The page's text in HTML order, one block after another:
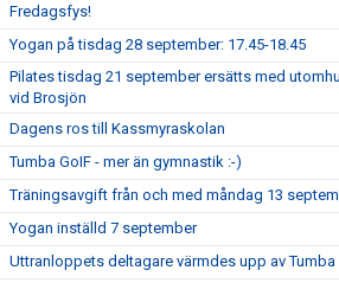
Fredagsfys!
Yogan på tisdag 28 september: 17.45-18.45
Pilates tisdag 21 september ersätts med
vid Brosjön
Dagens ros till Kassmyraskolan
Tumba GoIF - mer än gymnastik :-)
Träningsavgift från och med måndag 13
Yogan inställd 7 september
Uttranloppets deltagare värmdes upp av Tumba